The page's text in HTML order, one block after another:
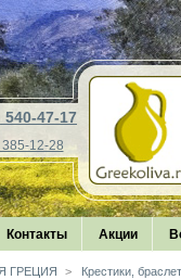
540-47-17
12-28
Контакты Акции
ГРЕЦИЯ > Крестики,